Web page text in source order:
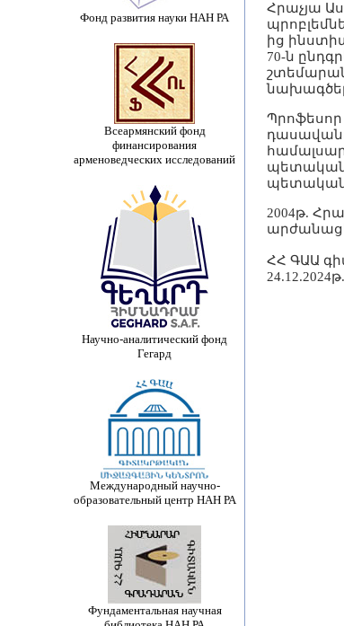
Фонд развития науки НАН РА
Всеармянский фонд
финансирования
арменоведческих исследований
Научно-аналитический фонд
Гегард
Международный научно-
образовательный центр НАН РА
Фундаментальная научная
Հրաչյա
ից
70-ն
պետական
պետական
2004թ.
ՀՀ ԳԱԱ
24.12.2024թ.